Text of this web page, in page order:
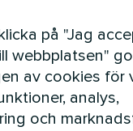
på "Jag
webbplatsen"
av cookies för
analys,
och